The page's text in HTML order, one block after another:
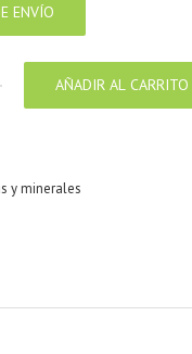
ENVÍO
AÑADIR AL CARRITO
y minerales